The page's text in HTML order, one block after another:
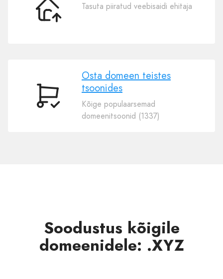
Domeeni
ülekandmine
Tasuta piiratud veebisaidi ehitaja
Osta
Osta domeen teistes
tsoonides
Kõige populaarsemad
domeenitsoonid (1337)
Soodustus kõigile
domeenidele: .XYZ